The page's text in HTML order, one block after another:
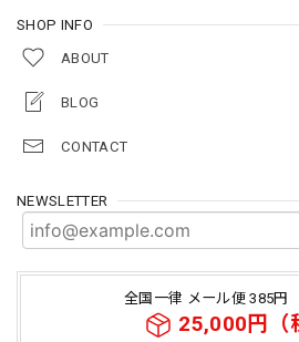
SHOP INFO
ABOUT
BLOG
CONTACT
NEWSLETTER
全国一律 メール便 385円
25,000円（